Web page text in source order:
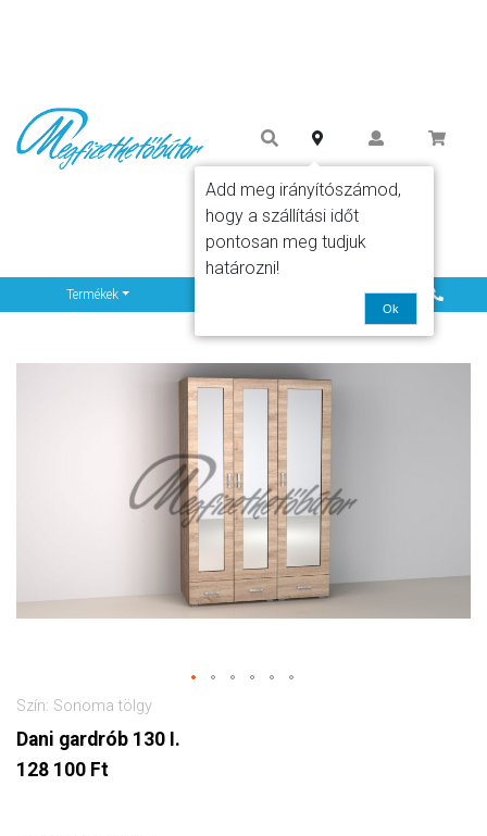
Termékek
Szín: Sonoma tölgy
Dani gardrób 130 I.
128 100 Ft
Add meg irányítószámod,
hogy a szállítási időt
pontosan meg tudjuk
határozni!
Ok